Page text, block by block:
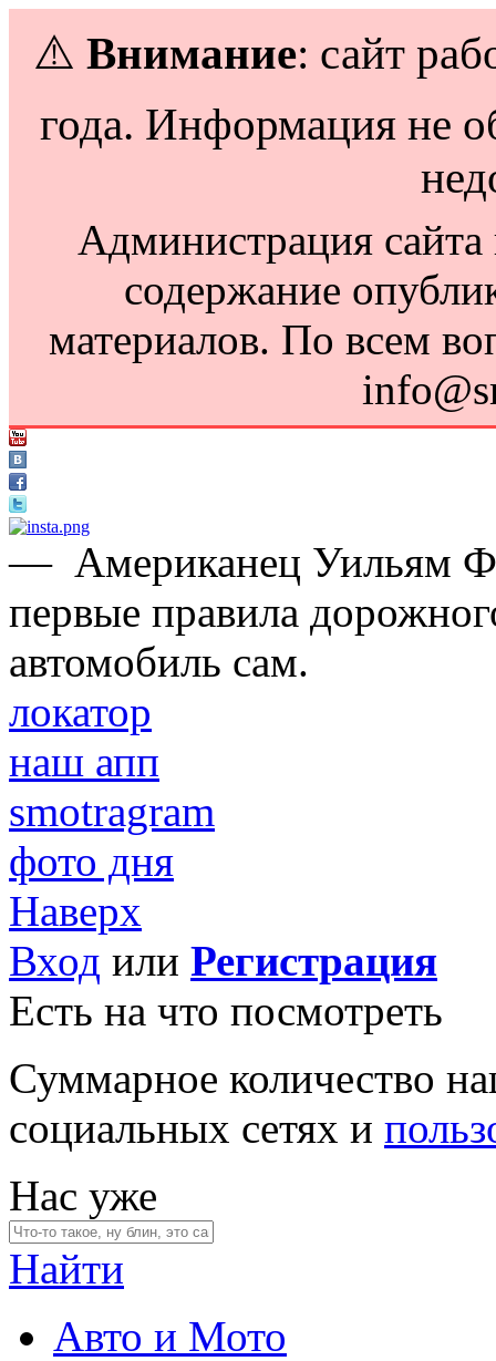
⚠️ Внимание: сайт
года. Информация не
Администрация сайта
содержание
материалов. По всем
— Американец Уильям
первые правила
автомобиль сам.
локатор
наш апп
smotragram
фото дня
Наверх
Вход или Регистрация
Есть на что посмотреть
Суммарное количество
социальных сетях и
Нас уже
Найти
Авто и Мото